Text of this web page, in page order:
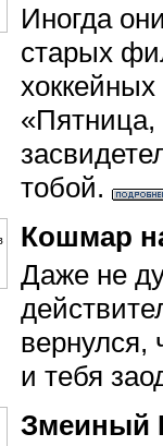
Иногда
старых
«Пятница,
тобой.
Кошмар
Даже не
вернулся,
и тебя
Змеиный